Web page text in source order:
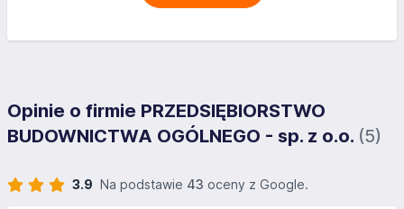
Opinie o firmie PRZEDSIĘBIORSTWO
BUDOWNICTWA OGÓLNEGO - sp. z o.o. (5)
3.9 Na podstawie 43 oceny z Google.